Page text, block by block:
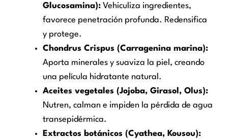
Glucosamina): Vehiculiza ingredientes,
favorece penetración profunda. Redensifica
y protege.
Chondrus Crispus (Carragenina marina):
Aporta minerales y suaviza la piel, creando
una película hidratante natural.
Aceites vegetales (Jojoba, Girasol, Olus):
Nutren, calman e impiden la pérdida de agua
transepidérmica.
Extractos botánicos (Cyathea, Kousou):